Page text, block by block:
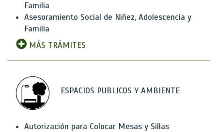
Familia
Asesoramiento Social de Niñez, Adolescencia y
Familia
MÁS TRÁMITES
ESPACIOS PUBLICOS Y AMBIENTE
Autorización para Colocar Mesas y Sillas